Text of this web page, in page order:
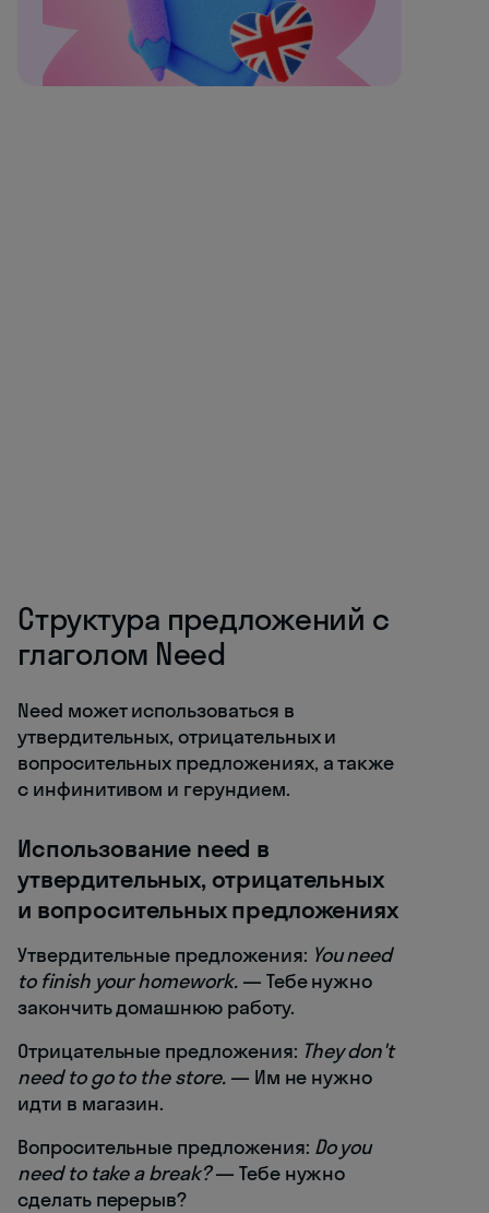
Структура предложений с
глаголом Need
Need может использоваться в
утвердительных, отрицательных и
вопросительных предложениях, а также
с инфинитивом и герундием.
Использование need в
утвердительных, отрицательных
и вопросительных предложениях
Утвердительные предложения: You need
to finish your homework.— Тебе нужно
закончить домашнюю работу.
Отрицательные предложения: They don't
need to go to the store.— Им не нужно
идти в магазин.
Вопросительные предложения: Do you
need to take a break?— Тебе нужно
сделать перерыв?